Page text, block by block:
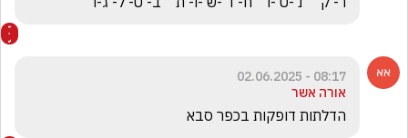
08:17 - 02.06.2025
אורה אשר
הדלתות דופקות בכפר סבא